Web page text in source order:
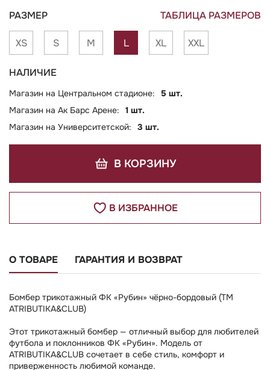
О ТОВАРЕ ГАРАНТИЯ И ВОЗВРАТ
Бомбер трикотажный ФК «Рубин» чёрно-бордовый (TM
ATRIBUTIKA&CLUB)
Этот трикотажный бомбер — отличный выбор для любителей
футбола и поклонников ФК «Рубин». Модель от
ATRIBUTIKA&CLUB сочетает в себе стиль, комфорт и
приверженность любимой команде.
РАЗМЕР ТАБЛИЦА РАЗМЕРОВ
XS S M L XL XXL
НАЛИЧИЕ
Магазин на Центральном стадионе:
5 шт.
Магазин на Ак Барс Арене:
1 шт.
Магазин на Университетской:
3 шт.
В КОРЗИНУ
В ИЗБРАННОЕ